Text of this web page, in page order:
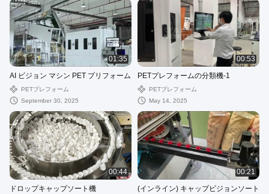
01:35
AI ビジョン マシン PET プリフォーム
PETプレフォーム
September 30, 2025
00:53
PETプレフォームの分類機-1
PETプレフォーム
May 14, 2025
00:44
ドロップキャップソート機
00:21
(インライン) キャップビジョンソート